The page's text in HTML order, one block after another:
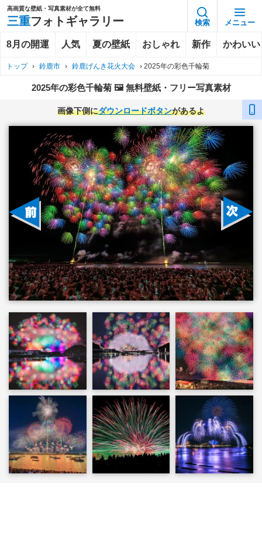
高画質な壁紙・写真素材が全て無料
三重フォトギャラリー 検索 メニュー
8月の開運 人気 夏の壁紙 おしゃれ 新作 かわいい
トップ › 鈴鹿市 › 鈴鹿げんき花火大会 › 2025年の彩色千輪菊
2025年の彩色千輪菊 🖼️ 無料壁紙・フリー写真素材
画像下側にダウンロードボタンがあるよ